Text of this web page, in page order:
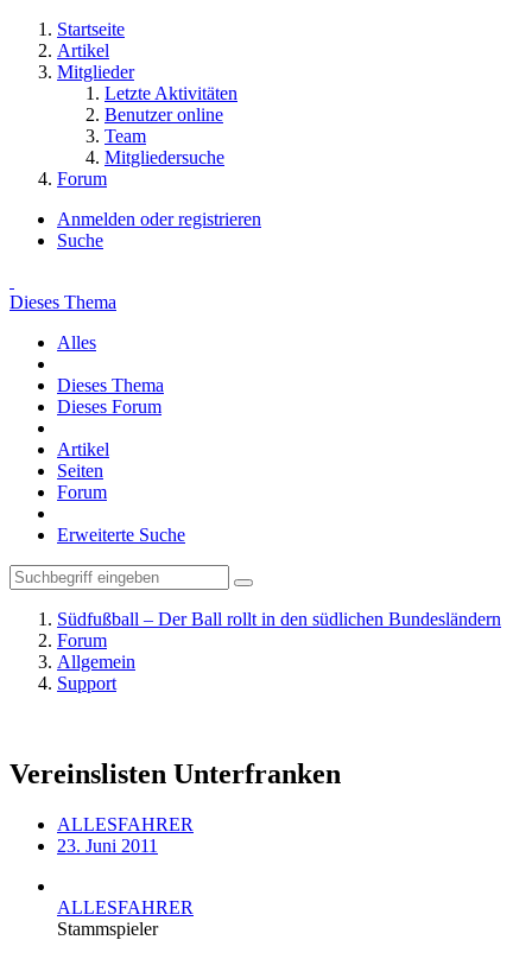
Startseite
Artikel
Mitglieder
Letzte Aktivitäten
Benutzer online
Team
Mitgliedersuche
Forum
Anmelden oder registrieren
Suche
Dieses Thema
Alles
Dieses Thema
Dieses Forum
Artikel
Seiten
Forum
Erweiterte Suche
Südfußball – Der Ball rollt in den südlichen Bundesländern
Forum
Allgemein
Support
Vereinslisten Unterfranken
ALLESFAHRER
23. Juni 2011
ALLESFAHRER
Stammspieler